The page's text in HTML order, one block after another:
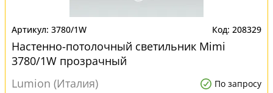
3780/1W 208329
Настенно-потолочный светильник Mimi
3780/1W прозрачный
Lumion (Италия)
По запросу